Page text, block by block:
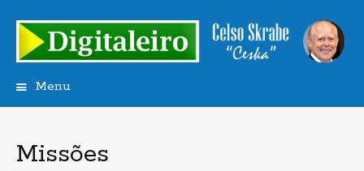
Menu
conteúdo
Missões